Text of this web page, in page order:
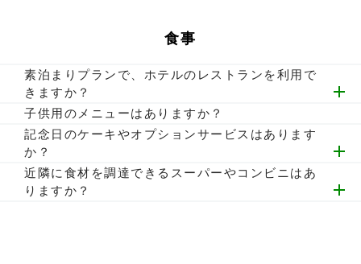
食事
素泊まりプランで、ホテルのレストランを利用で
きますか？
ご利用可能です。
子供用のメニューはありますか？
ございます。客室ごとに選べるお食事が異なりますので、詳
細はお部屋ページをご確認ください。
記念日のケーキやオプションサービスはあります
か？
ケーキと花束のご用意がございます。下記ページよりご予約
ください。
近隣に食材を調達できるスーパーやコンビニはあ
りますか？